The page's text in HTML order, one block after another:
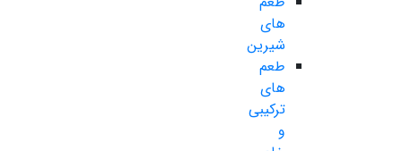
های
شیرین
طعم
های
ترکیبی
و